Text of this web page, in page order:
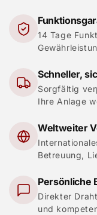
14 Tage
Schneller,
Sorgfältig
Ihre Anlage
Weltweiter
Betreuung,
Persönliche
Direkter
und